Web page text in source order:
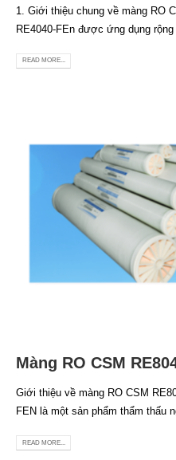
1. Giới thiệu chung về màng RO
RE4040-FEn được ứng dụng rộng
READ MORE...
Màng RO CSM
Giới thiệu về màng RO CSM
FEN là một sản phẩm thẩm thấu
READ MORE...